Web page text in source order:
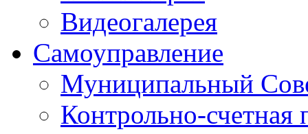
Видеогалерея
Самоуправление
Муниципальный
Контрольно-счетная